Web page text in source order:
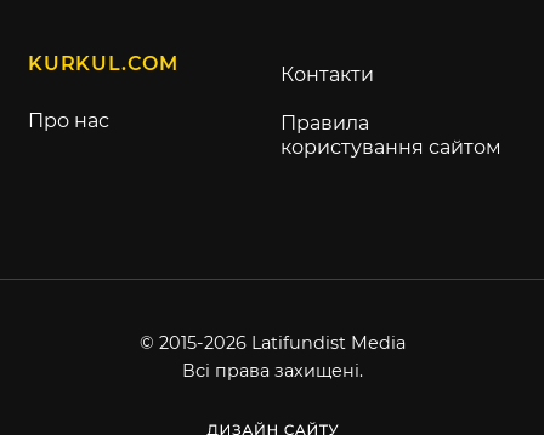
KURKUL.COM
Про нас
Контакти
Правила
користування сайтом
© 2015-2026 Latifundist Media
Всі права захищені.